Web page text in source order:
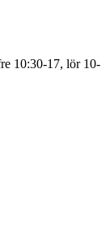
10:30-17, lör 10-